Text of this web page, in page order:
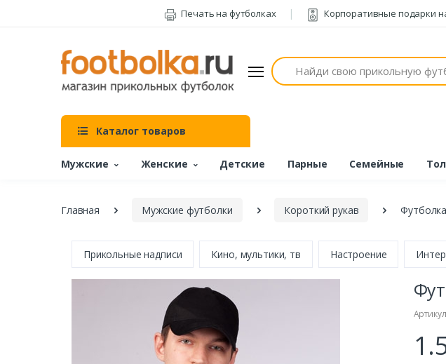
Печать на футболках Корпоративные подарки
Поиск
Каталог товаров
Мужские Женские Детские Парные Семейные
Главная Мужские футболки Короткий рукав
Прикольные надписи Кино, мультики, тв Настроение